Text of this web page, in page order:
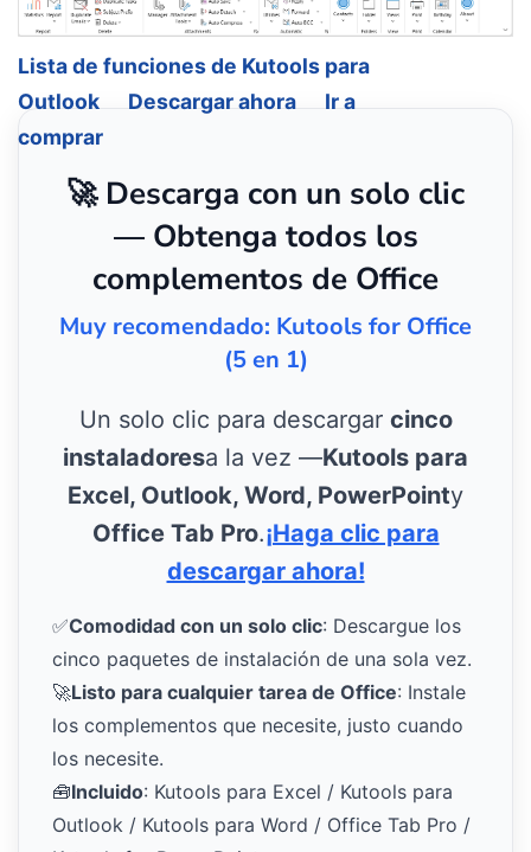
Lista de funciones de Kutools para
Outlook
Descargar ahora
Ir a
comprar
🚀 Descarga con un solo clic
— Obtenga todos los
complementos de Office
Muy recomendado: Kutools for Office
(5 en 1)
Un solo clic para descargar cinco
instaladoresa la vez —Kutools para
Excel, Outlook, Word, PowerPointy
Office Tab Pro.¡Haga clic para
descargar ahora!
✅Comodidad con un solo clic: Descargue los
cinco paquetes de instalación de una sola vez.
🚀Listo para cualquier tarea de Office: Instale
los complementos que necesite, justo cuando
los necesite.
🧰Incluido: Kutools para Excel / Kutools para
Outlook / Kutools para Word / Office Tab Pro /